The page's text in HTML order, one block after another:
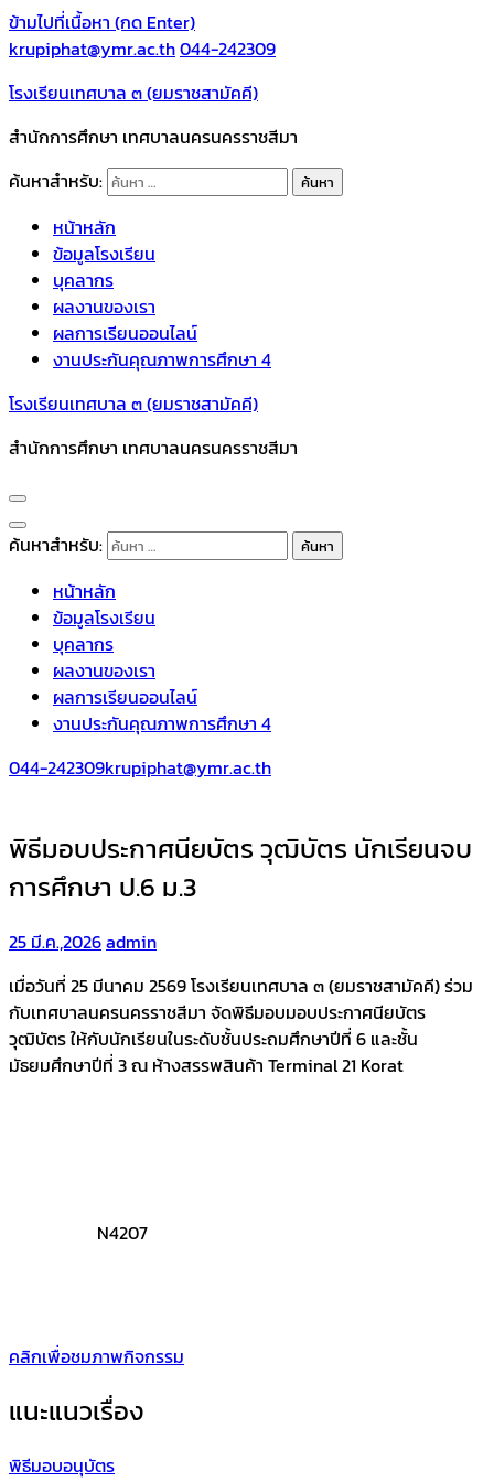
ข้ามไปที่เนื้อหา (กด Enter)
krupiphat@ymr.ac.th044-242309
โรงเรียนเทศบาล ๓ (ยมราชสามัคคี)
สำนักการศึกษา เทศบาลนครนครราชสีมา
ค้นหาสำหรับ:
หน้าหลัก
ข้อมูลโรงเรียน
บุคลากร
ผลงานของเรา
ผลการเรียนออนไลน์
งานประกันคุณภาพการศึกษา 4
โรงเรียนเทศบาล ๓ (ยมราชสามัคคี)
สำนักการศึกษา เทศบาลนครนครราชสีมา
ค้นหาสำหรับ:
หน้าหลัก
ข้อมูลโรงเรียน
บุคลากร
ผลงานของเรา
ผลการเรียนออนไลน์
งานประกันคุณภาพการศึกษา 4
044-242309krupiphat@ymr.ac.th
พิธีมอบประกาศนียบัตร วุฒิบัตร นักเรียนจบ
การศึกษา ป.6 ม.3
25 มี.ค.,2026admin
เมื่อวันที่ 25 มีนาคม 2569 โรงเรียนเทศบาล ๓ (ยมราชสามัคคี) ร่วม
กับเทศบาลนครนครราชสีมา จัดพิธีมอบมอบประกาศนียบัตร
วุฒิบัตร ให้กับนักเรียนในระดับชั้นประถมศึกษาปีที่ 6 และชั้น
มัธยมศึกษาปีที่ 3 ณ ห้างสรรพสินค้า Terminal 21 Korat
N4207
คลิกเพื่อชมภาพกิจกรรม
แนะแนวเรื่อง
พิธีมอบอนุบัตร